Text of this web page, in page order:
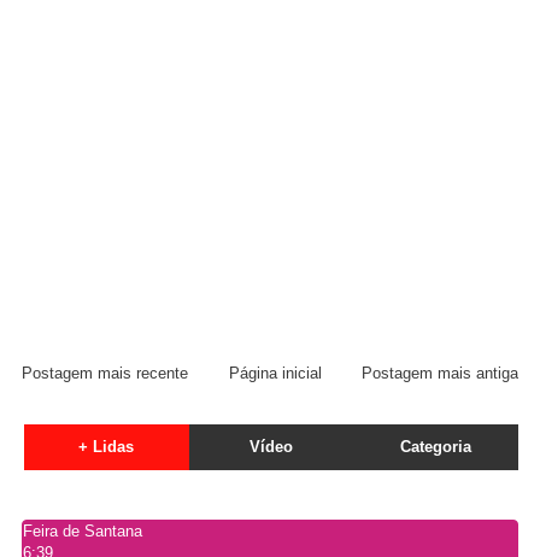
Postagem mais recente Postagem mais antiga
Página inicial
+ Lidas Vídeo Categoria
Feira de Santana
6:39